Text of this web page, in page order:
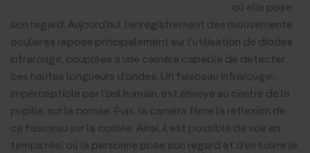
où elle pose
son regard. Aujourd’hui, l’enregistrement des mouvements
oculaires repose principalement sur l’utilisation de diodes
infrarouge, couplées à une caméra capable de détecter
ces hautes longueurs d’ondes. Un faisceau infrarouge,
imperceptible par l’œil humain, est envoyé au centre de la
pupille, sur la cornée. Puis, la caméra filme la réflexion de
ce faisceau sur la cornée. Ainsi, il est possible de voir en
temps réel où la personne pose son regard et d’en suivre le